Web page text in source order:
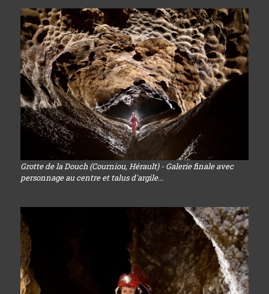
Grotte de la Douch (Courniou, Hérault) - Galerie finale avec
personnage au centre et talus d'argile...